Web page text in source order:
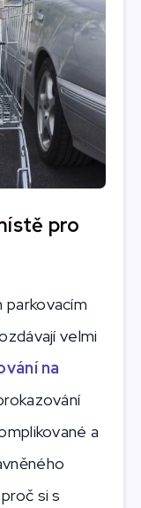
pro
parkovacím
velmi
na
a
si s